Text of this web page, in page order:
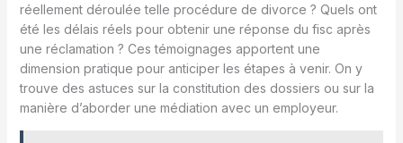
réellement déroulée telle procédure de divorce ? Quels ont
été les délais réels pour obtenir une réponse du fisc après
une réclamation ? Ces témoignages apportent une
dimension pratique pour anticiper les étapes à venir. On y
trouve des astuces sur la constitution des dossiers ou sur la
manière d’aborder une médiation avec un employeur.